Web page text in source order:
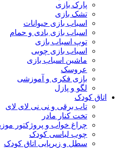
پارک بازی
تشک بازی
اسباب بازی حیوانات
اسباب بازی بادی و حمام
توپ اسباب بازی
اسباب بازی چوبی
ماشین اسباب بازی
عروسک
بازی فکری و آموزشی
لگو و پازل
اتاق کودک
تاب برقی و نی نی لای لای
تخت کنار مادر
چراغ خواب و پروژکتور
چوب لباسی کودک
سطل و زیرپایی اتاق کودک